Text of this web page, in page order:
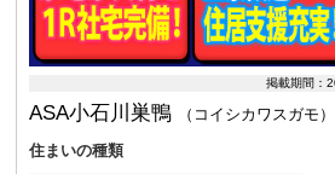
掲載期間：
ASA小石川巣鴨
（コイシカワスガモ）
住まいの種類